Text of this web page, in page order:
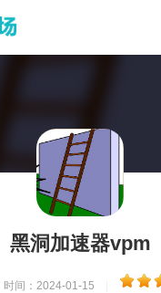
黑洞加速器vpm
时间：2024-01-15